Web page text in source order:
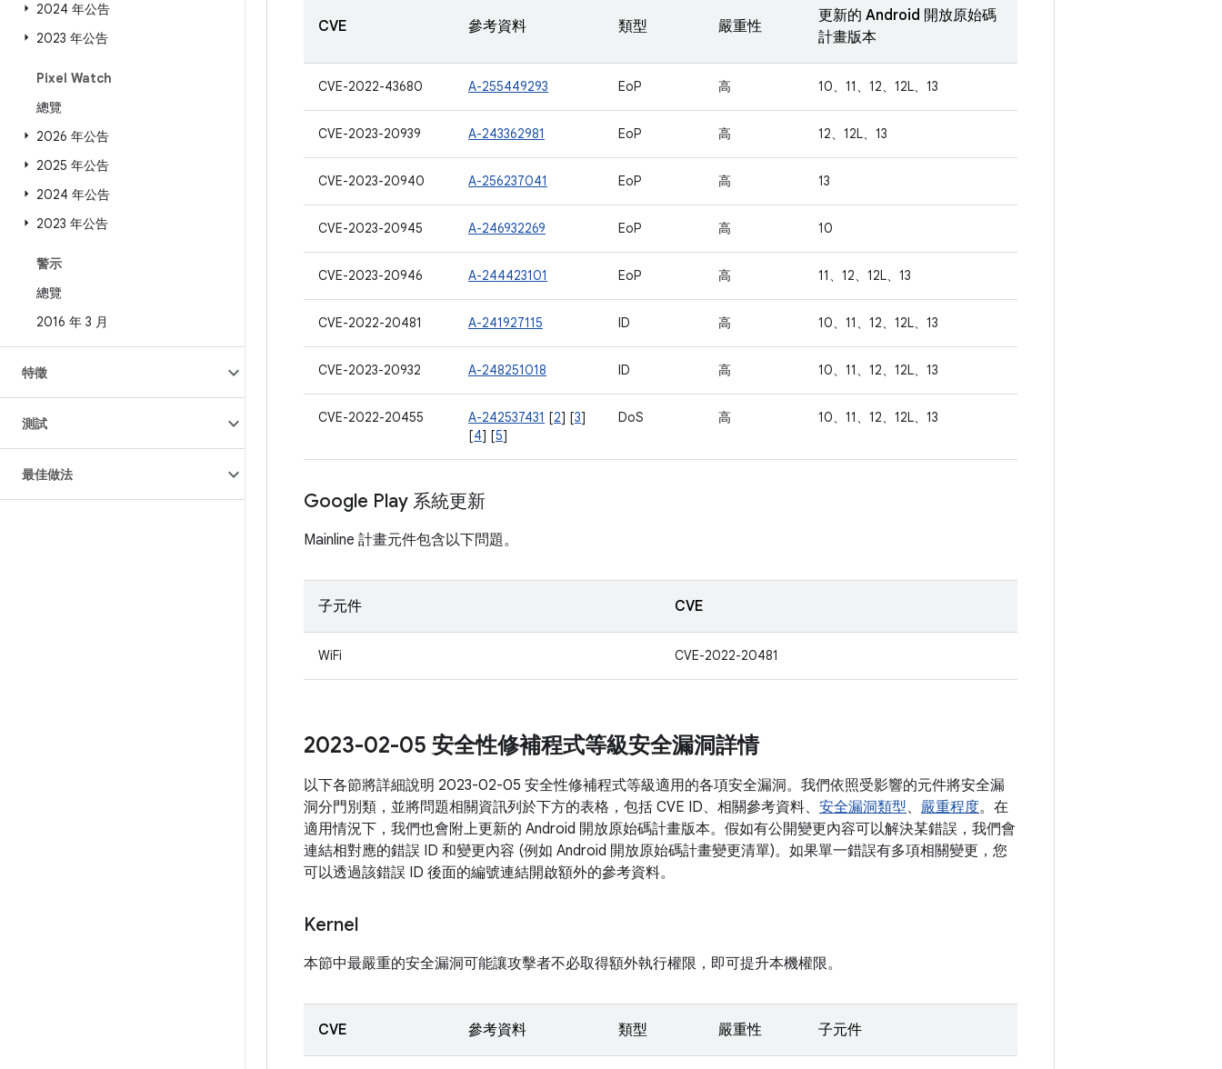
2024 年公告
2023 年公告
Pixel Watch
總覽
2026 年公告
2025 年公告
2024 年公告
2023 年公告
警示
總覽
2016 年 3 月
特徵
測試
最佳做法
CVE 參考資料 類型 嚴重性
更新的 Android 開放原始碼
計畫版本
CVE-2022-43680 A-255449293 EoP 高 10、11、12、12L、13
CVE-2023-20939 A-243362981 EoP 高 12、12L、13
CVE-2023-20940 A-256237041 EoP 高 13
CVE-2023-20945 A-246932269 EoP 高 10
CVE-2023-20946 A-244423101 EoP 高 11、12、12L、13
CVE-2022-20481 A-241927115 ID 高 10、11、12、12L、13
CVE-2023-20932 A-248251018 ID 高 10、11、12、12L、13
CVE-2022-20455 A-242537431 [2] [3]
[4] [5]
DoS 高 10、11、12、12L、13
Google Play 系統更新
Mainline 計畫元件包含以下問題。
子元件 CVE
WiFi CVE-2022-20481
2023-02-05 安全性修補程式等級安全漏洞詳情
以下各節將詳細說明 2023-02-05 安全性修補程式等級適用的各項安全漏洞。我們依照受影響的元件將安全漏
洞分門別類，並將問題相關資訊列於下方的表格，包括 CVE ID、相關參考資料、 安全漏洞類型、 嚴重程度。在
適用情況下，我們也會附上更新的 Android 開放原始碼計畫版本。假如有公開變更內容可以解決某錯誤，我們會
連結相對應的錯誤 ID 和變更內容 (例如 Android 開放原始碼計畫變更清單)。如果單一錯誤有多項相關變更，您
可以透過該錯誤 ID 後面的編號連結開啟額外的參考資料。
Kernel
本節中最嚴重的安全漏洞可能讓攻擊者不必取得額外執行權限，即可提升本機權限。
CVE 參考資料 類型 嚴重性 子元件